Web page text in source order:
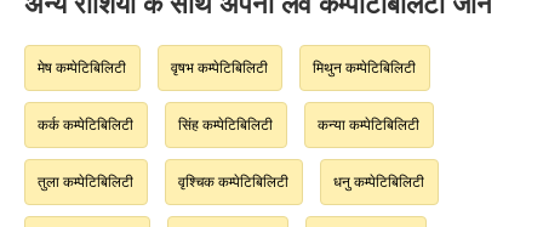
मेष कम्पेटिबिलिटी वृषभ कम्पेटिबिलिटी मिथुन कम्पेटिबिलिटी
कर्क कम्पेटिबिलिटी सिंह कम्पेटिबिलिटी कन्या कम्पेटिबिलिटी
तुला कम्पेटिबिलिटी वृश्चिक कम्पेटिबिलिटी धनु कम्पेटिबिलिटी